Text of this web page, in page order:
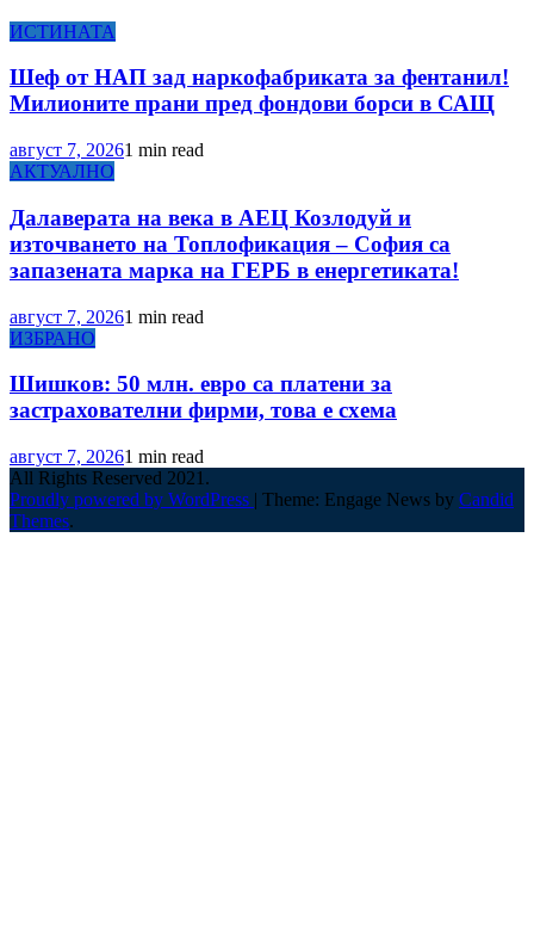
ИСТИНАТА
Шеф от НАП зад наркофабриката за фентанил!
Милионите прани пред фондови борси в САЩ
август 7, 20261 min read
АКТУАЛНО
Далаверата на века в АЕЦ Козлодуй и
източването на Топлофикация – София са
запазената марка на ГЕРБ в енергетиката!
август 7, 20261 min read
ИЗБРАНО
Шишков: 50 млн. евро са платени за
застрахователни фирми, това е схема
август 7, 20261 min read
All Rights Reserved 2021.
Proudly powered by WordPress | Theme: Engage News by Candid
Themes.